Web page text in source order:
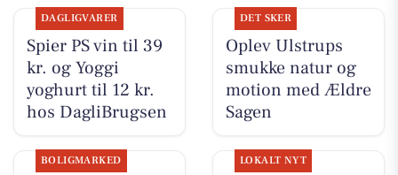
DAGLIGVARER
Spier PS vin til 39
kr. og Yoggi
yoghurt til 12 kr.
hos DagliBrugsen
DET SKER
Oplev Ulstrups
smukke natur og
motion med Ældre
Sagen
BOLIGMARKED LOKALT NYT